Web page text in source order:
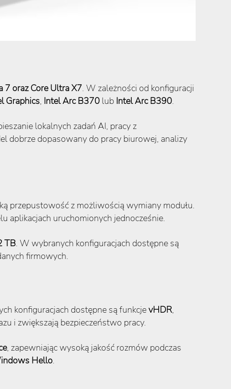
7 oraz Core Ultra X7. W zależności od konfiguracji
Graphics, Intel Arc B370 lub Intel Arc B390.
lokalnych zadań AI, pracy z
dobrze dopasowany do pracy biurowej, analizy
przepustowość z możliwością wymiany modułu.
aplikacjach uruchomionych jednocześnie.
TB. W wybranych konfiguracjach dostępne są
firmowych.
konfiguracjach dostępne są funkcjevHDR,
i zwiększają bezpieczeństwo pracy.
, zapewniając wysoką jakość rozmów podczas
Hello.